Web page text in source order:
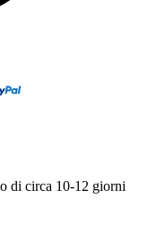
di circa 10-12 giorni